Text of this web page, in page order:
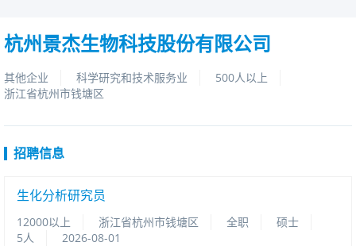
杭州景杰生物科技股份有限公司
其他企业 科学研究和技术服务业
500人以上
浙江省杭州市钱塘区
招聘信息
生化分析研究员
12000以上 浙江省杭州市钱塘区 全职
硕士
5人
2026-08-01